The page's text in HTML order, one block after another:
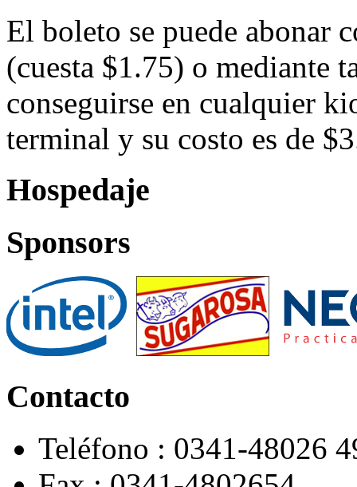
El boleto se puede abonar
(cuesta $1.75) o mediante
conseguirse en cualquier
terminal y su costo es de
Hospedaje
Sponsors
Contacto
Teléfono : 0341-48026